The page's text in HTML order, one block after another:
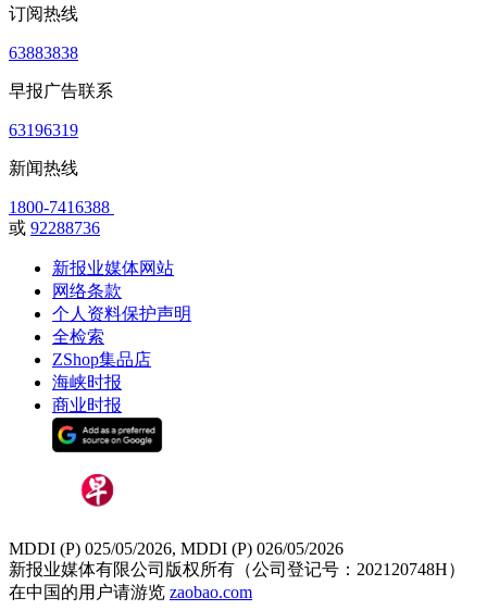
订阅热线
63883838
早报广告联系
63196319
新闻热线
1800-7416388
或 92288736
新报业媒体网站
网络条款
个人资料保护声明
全检索
ZShop集品店
海峡时报
商业时报
MDDI (P) 025/05/2026, MDDI (P) 026/05/2026
新报业媒体有限公司版权所有（公司登记号：202120748H）
在中国的用户请游览 zaobao.com